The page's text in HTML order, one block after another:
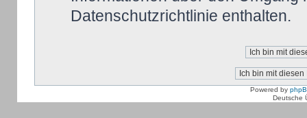
Datenschutzrichtlinie enthalten.
Powered by
Deutsche